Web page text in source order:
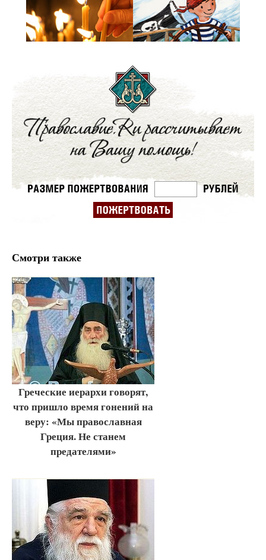
Смотри также
Греческие иерархи говорят,
что пришло время гонений на
веру: «Мы православная
Греция. Не станем
предателями»